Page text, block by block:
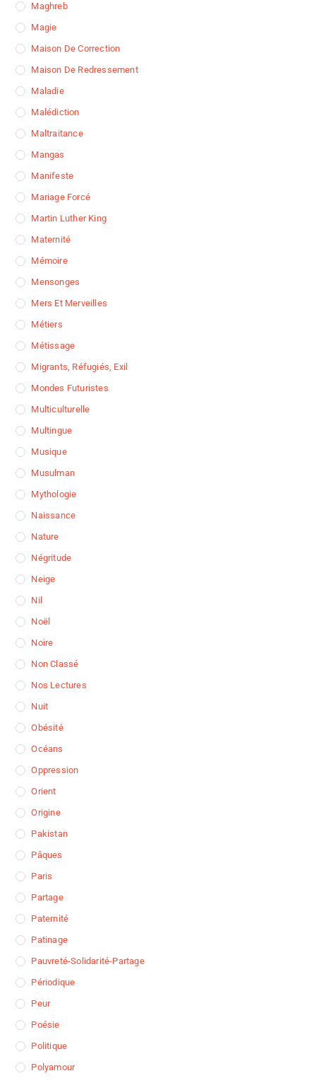
Maghreb
Magie
Maison De Correction
Maison De Redressement
Maladie
Malédiction
Maltraitance
Mangas
Manifeste
Mariage Forcé
Martin Luther King
Maternité
Mémoire
Mensonges
Mers Et Merveilles
Métiers
Métissage
Migrants, Réfugiés, Exil
Mondes Futuristes
Multiculturelle
Multingue
Musique
Musulman
Mythologie
Naissance
Nature
Négritude
Neige
Nil
Noël
Noire
Non Classé
Nos Lectures
Nuit
Obésité
Océans
Oppression
Orient
Origine
Pakistan
Pâques
Paris
Partage
Paternité
Patinage
Pauvreté-Solidarité-Partage
Périodique
Peur
Poésie
Politique
Polyamour